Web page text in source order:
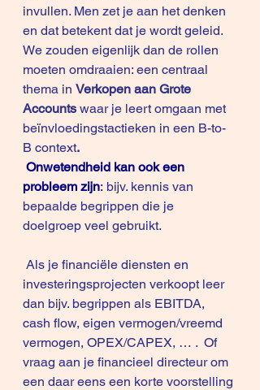
invullen. Men zet je aan het denken
en dat betekent dat je wordt geleid.
We zouden eigenlijk dan de rollen
moeten omdraaien: een centraal
thema in Verkopen aan Grote
Accounts waar je leert omgaan met
beïnvloedingstactieken in een B-to-
B context.
Onwetendheid kan ook een
probleem zijn: bijv. kennis van
bepaalde begrippen die je
doelgroep veel gebruikt.
investeringsprojecten verkoopt leer
dan bijv. begrippen als EBITDA,
cash flow, eigen vermogen/vreemd
vermogen, OPEX/CAPEX, … .  Of
vraag aan je financieel directeur om
een daar eens een korte voorstelling